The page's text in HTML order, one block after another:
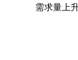
需求量上